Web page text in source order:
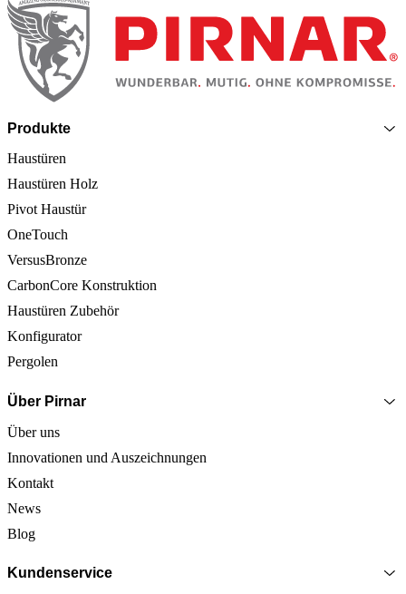
Seitenfooter
Produkte
Haustüren
Haustüren Holz
Pivot Haustür
OneTouch
VersusBronze
CarbonCore Konstruktion
Haustüren Zubehör
Konfigurator
Pergolen
Über Pirnar
Über uns
Innovationen und Auszeichnungen
Kontakt
News
Blog
Kundenservice